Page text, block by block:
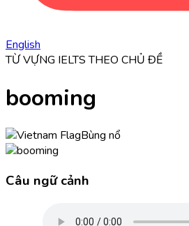
English
TỪ VỰNG IELTS THEO CHỦ ĐỀ
booming
Bùng nổ
Câu ngữ cảnh